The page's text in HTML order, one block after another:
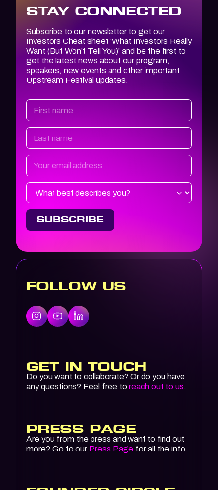
STAY CONNECTED
Subscribe to our newsletter to get our
Investors Cheat sheet 'What Investors Really
Want (But Won’t Tell You)' and be the first to
get the latest news about our program,
speakers, new events and other important
Upstream Festival updates.
FOLLOW US
GET IN TOUCH
Do you want to collaborate? Or do you have
any questions? Feel free to reach out to us.
PRESS PAGE
Are you from the press and want to find out
more? Go to our Press Page for all the info.